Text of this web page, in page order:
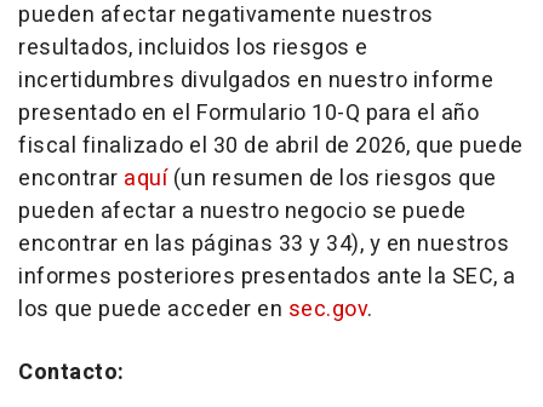
pueden afectar negativamente nuestros
resultados, incluidos los riesgos e
incertidumbres divulgados en nuestro informe
presentado en el Formulario 10-Q para el año
fiscal finalizado el 30 de abril de 2026, que puede
encontrar aquí(un resumen de los riesgos que
pueden afectar a nuestro negocio se puede
encontrar en las páginas 33 y 34), y en nuestros
informes posteriores presentados ante la SEC, a
los que puede acceder en sec.gov.
Contacto: